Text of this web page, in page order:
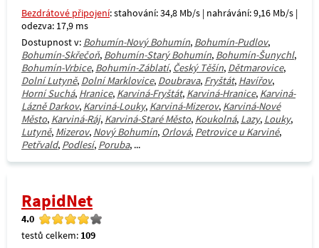
Bezdrátové připojení: stahování: 34,8 Mb/s | nahrávání: 9,16 Mb/s |
odezva: 17,9 ms
Dostupnost v: Bohumín-Nový Bohumín, Bohumín-Pudlov,
Bohumín-Skřečoň, Bohumín-Starý Bohumín, Bohumín-Šunychl,
Bohumín-Vrbice, Bohumín-Záblatí, Český Těšín, Dětmarovice,
Dolní Lutyně, Dolní Marklovice, Doubrava, Fryštát, Havířov,
Horní Suchá, Hranice, Karviná-Fryštát, Karviná-Hranice, Karviná-
Lázně Darkov, Karviná-Louky, Karviná-Mizerov, Karviná-Nové
Město, Karviná-Ráj, Karviná-Staré Město, Koukolná, Lazy, Louky,
Lutyně, Mizerov, Nový Bohumín, Orlová, Petrovice u Karviné,
Petřvald, Podlesí, Poruba, ...
RapidNet
4.0
testů celkem: 109